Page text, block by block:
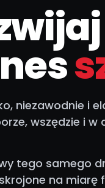
niezawodnie i
wszędzie i
tego samego
na miarę